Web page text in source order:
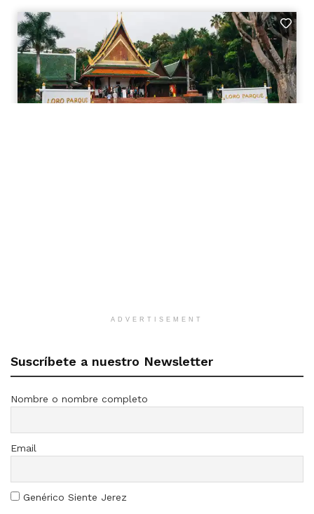
ADVERTISEMENT
Suscríbete a nuestro Newsletter
Nombre o nombre completo
Email
Genérico Siente Jerez